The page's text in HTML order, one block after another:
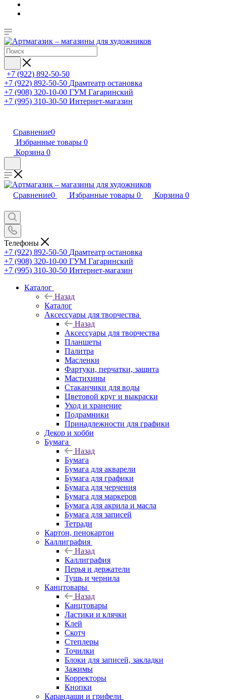
+7 (922) 892-50-50
+7 (922) 892-50-50 Драмтеатр остановка
+7 (908) 320-10-00 ГУМ Гагаринский
+7 (995) 310-30-50 Интернет-магазин
Сравнение0
Избранные товары 0
Корзина 0
Сравнение0 Избранные товары 0 Корзина 0
Телефоны
+7 (922) 892-50-50 Драмтеатр остановка
+7 (908) 320-10-00 ГУМ Гагаринский
+7 (995) 310-30-50 Интернет-магазин
Каталог
Назад
Каталог
Аксессуары для творчества
Назад
Аксессуары для творчества
Планшеты
Палитра
Масленки
Фартуки, перчатки, защита
Мастихины
Стаканчики для воды
Цветовой круг и выкраски
Уход и хранение
Подрамники
Принадлежности для графики
Декор и хобби
Бумага
Назад
Бумага
Бумага для акварели
Бумага для графики
Бумага для черчения
Бумага для маркеров
Бумага для акрила и масла
Бумага для записей
Тетради
Картон, пенокартон
Каллиграфия
Назад
Каллиграфия
Перья и держатели
Тушь и чернила
Канцтовары
Назад
Канцтовары
Ластики и клячки
Клей
Скотч
Степлеры
Точилки
Блоки для записей, закладки
Зажимы
Корректоры
Кнопки
Карандаши и грифели